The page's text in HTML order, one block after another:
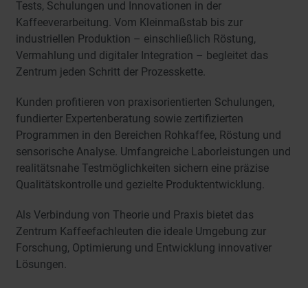
Tests, Schulungen und Innovationen in der
Kaffeeverarbeitung. Vom Kleinmaßstab bis zur
industriellen Produktion – einschließlich Röstung,
Vermahlung und digitaler Integration – begleitet das
Zentrum jeden Schritt der Prozesskette.
Kunden profitieren von praxisorientierten Schulungen,
fundierter Expertenberatung sowie zertifizierten
Programmen in den Bereichen Rohkaffee, Röstung und
sensorische Analyse. Umfangreiche Laborleistungen und
realitätsnahe Testmöglichkeiten sichern eine präzise
Qualitätskontrolle und gezielte Produktentwicklung.
Als Verbindung von Theorie und Praxis bietet das
Zentrum Kaffeefachleuten die ideale Umgebung zur
Forschung, Optimierung und Entwicklung innovativer
Lösungen.